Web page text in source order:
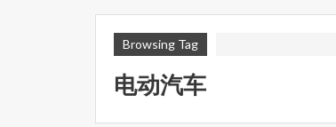
Browsing Tag
电动汽车